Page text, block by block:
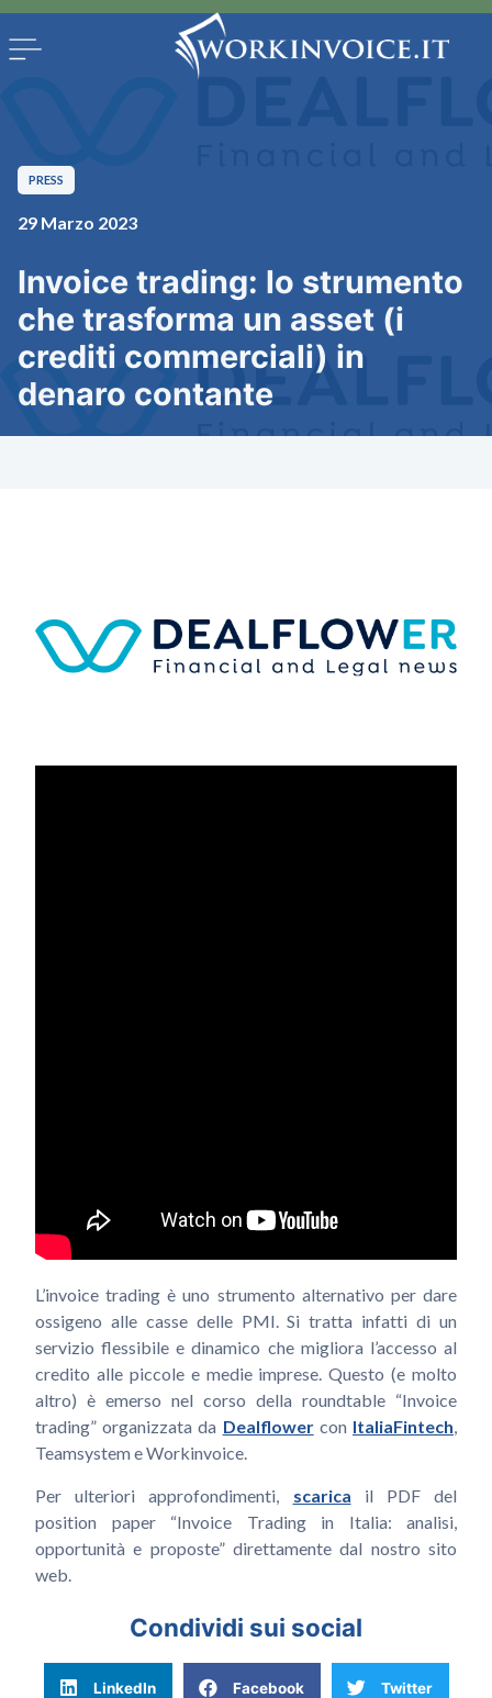
PRESS
29 Marzo 2023
Invoice trading: lo strumento
che trasforma un asset (i
crediti commerciali) in
denaro contante
L’invoice trading è uno strumento alternativo per dare
ossigeno alle casse delle PMI. Si tratta infatti di un
servizio flessibile e dinamico che migliora l’accesso al
credito alle piccole e medie imprese. Questo (e molto
altro) è emerso nel corso della roundtable “Invoice
trading” organizzata da Dealflowercon ItaliaFintech,
Teamsystem e Workinvoice.
Per ulteriori approfondimenti, scarica il PDF del
position paper “Invoice Trading in Italia: analisi,
opportunità e proposte” direttamente dal nostro sito
web.
Condividi sui social
LinkedIn Facebook Twitter